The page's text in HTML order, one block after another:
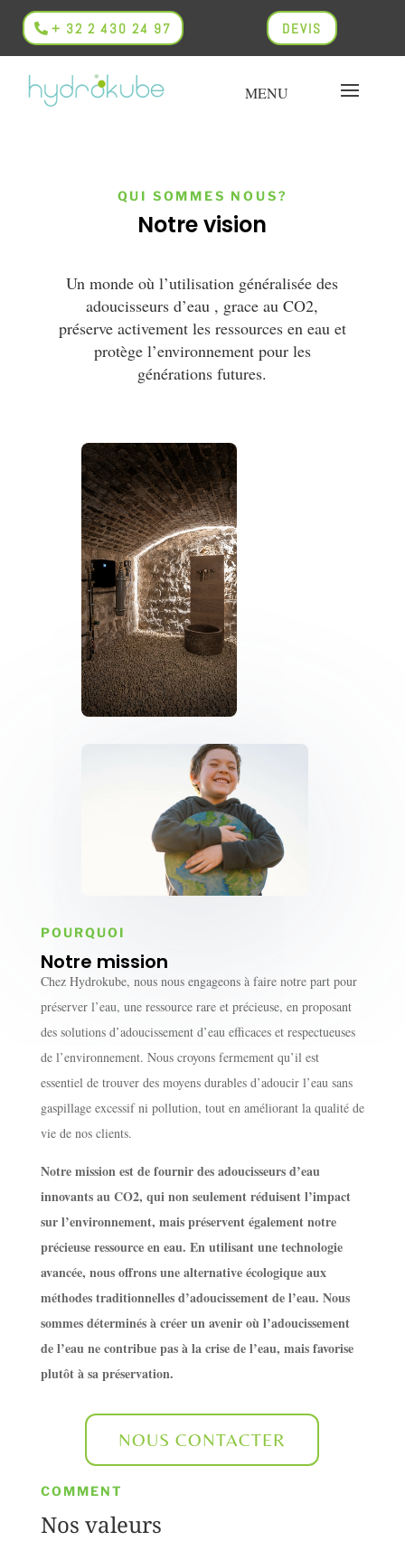
+ 32 2 430 24 97 DEVIS
QUI SOMMES NOUS?
Notre vision
Un monde où l’utilisation généralisée des
adoucisseurs d’eau , grace au CO2,
préserve activement les ressources en eau et
protège l’environnement pour les
générations futures.
POURQUOI
Notre mission
Chez Hydrokube, nous nous engageons à faire notre part pour
préserver l’eau, une ressource rare et précieuse, en proposant
des solutions d’adoucissement d’eau efficaces et respectueuses
de l’environnement. Nous croyons fermement qu’il est
essentiel de trouver des moyens durables d’adoucir l’eau sans
gaspillage excessif ni pollution, tout en améliorant la qualité de
vie de nos clients.
Notre mission est de fournir des adoucisseurs d’eau
innovants au CO2, qui non seulement réduisent l’impact
sur l’environnement, mais préservent également notre
précieuse ressource en eau. En utilisant une technologie
avancée, nous offrons une alternative écologique aux
méthodes traditionnelles d’adoucissement de l’eau. Nous
sommes déterminés à créer un avenir où l’adoucissement
de l’eau ne contribue pas à la crise de l’eau, mais favorise
plutôt à sa préservation.
NOUS CONTACTER
COMMENT
Nos valeurs